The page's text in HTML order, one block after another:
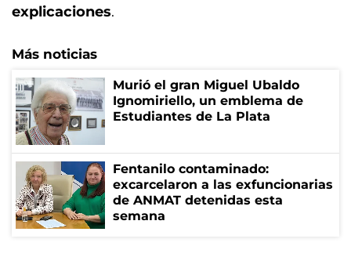
explicaciones.
Más noticias
Murió el gran Miguel Ubaldo
Ignomiriello, un emblema de
Estudiantes de La Plata
Fentanilo contaminado:
excarcelaron a las exfuncionarias
de ANMAT detenidas esta
semana